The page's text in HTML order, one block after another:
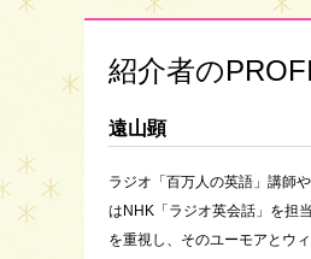
紹介者の
遠山顕
ラジオ「百万人の英語」講師
はNHK「ラジオ英会話」を担
を重視し、そのユーモアとウ